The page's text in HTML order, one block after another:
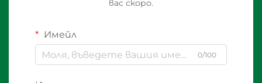
вас скоро.
Имейл
0/100